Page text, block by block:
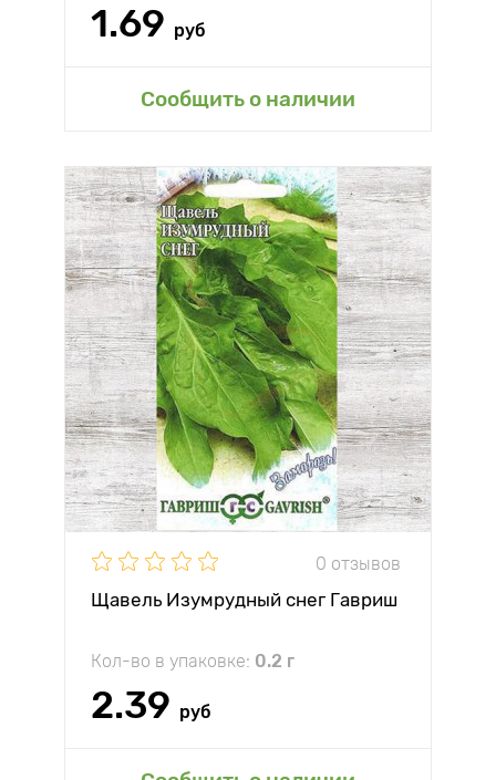
1.69 руб
Сообщить о наличии
0 отзывов
Щавель Изумрудный снег Гавриш
Кол-во в упаковке: 0.2 г
2.39 руб